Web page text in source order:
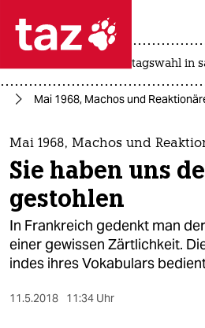
 taz zahl ich
taz zahl ich
themen
politik
öko
gesellschaft
landtagswahl in
Mai 1968, Machos und
Mai 1968, Machos und
Sie haben uns
gestohlen
In Frankreich gedenkt man
einer gewissen Zärtlichkeit.
indes ihres Vokabulars
11.5.2018 11:34 Uhr